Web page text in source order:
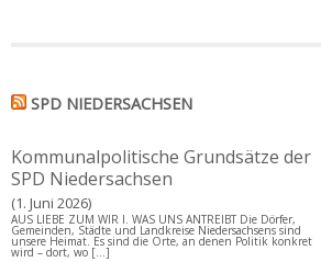
SPD NIEDERSACHSEN
Kommunalpolitische Grundsätze der
SPD Niedersachsen
1. Juni 2026
AUS LIEBE ZUM WIR I. WAS UNS ANTREIBT Die Dörfer,
Gemeinden, Städte und Landkreise Niedersachsens sind
unsere Heimat. Es sind die Orte, an denen Politik konkret
wird – dort, wo […]